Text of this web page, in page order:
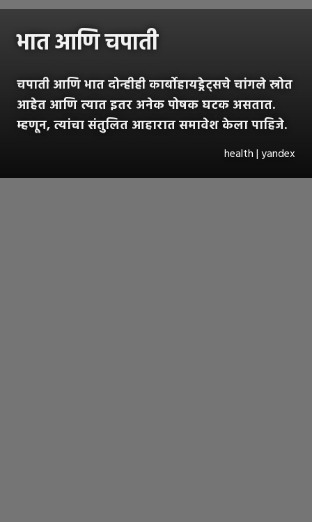
भात आणि चपाती
चपाती आणि भात दोन्हीही कार्बोहायड्रेट्सचे चांगले स्रोत
आहेत आणि त्यात इतर अनेक पोषक घटक असतात.
म्हणून, त्यांचा संतुलित आहारात समावेश केला पाहिजे.
health | yandex